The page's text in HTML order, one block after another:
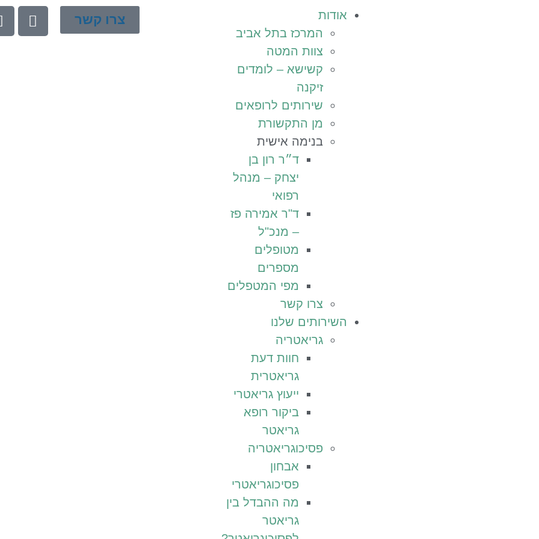
אודות
המרכז בתל אביב
צוות המטה
קשישא – לומדים
זיקנה
שירותים לרופאים
מן התקשורת
בנימה אישית
ד״ר רון בן
יצחק – מנהל
רפואי
ד"ר אמירה פז
– מנכ"ל
מטופלים
מספרים
מפי המטפלים
צרו קשר
השירותים שלנו
גריאטריה
חוות דעת
גריאטרית
ייעוץ גריאטרי
ביקור רופא
גריאטר
פסיכוגריאטריה
אבחון
פסיכוגריאטרי
מה ההבדל בין
גריאטר
צרו קשר